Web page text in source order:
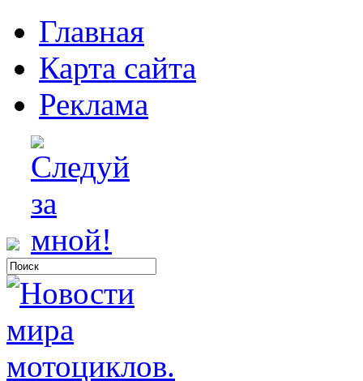
Главная
Карта сайта
Реклама